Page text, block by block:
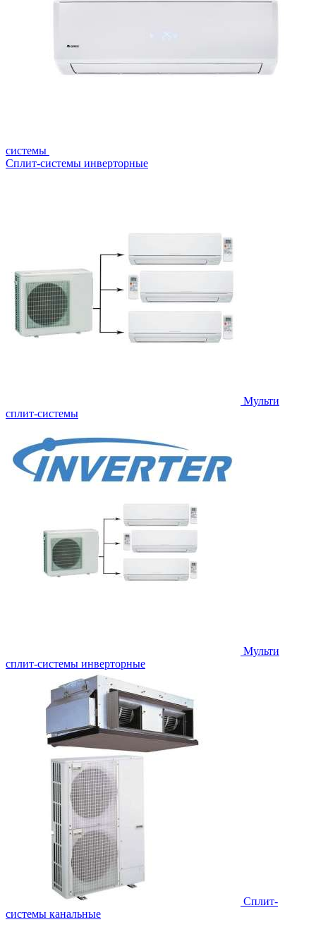
системы
Сплит-системы инверторные
Мульти
сплит-системы
Мульти
сплит-системы инверторные
Сплит-
системы канальные